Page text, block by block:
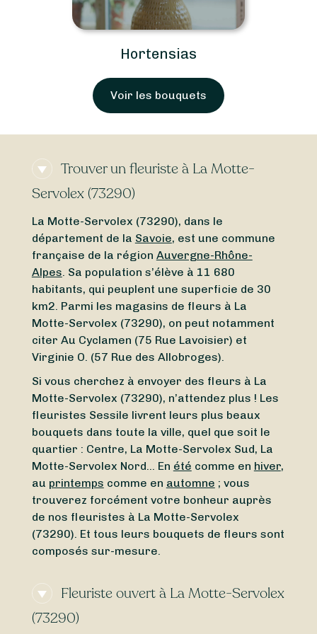
Hortensias
Voir les bouquets
Trouver un fleuriste à La Motte-
Servolex (73290)
La Motte-Servolex (73290), dans le
département de la Savoie, est une commune
française de la région Auvergne-Rhône-
Alpes. Sa population s’élève à 11 680
habitants, qui peuplent une superficie de 30
km2. Parmi les magasins de fleurs à La
Motte-Servolex (73290), on peut notamment
citer Au Cyclamen (75 Rue Lavoisier) et
Virginie O. (57 Rue des Allobroges).
Si vous cherchez à envoyer des fleurs à La
Motte-Servolex (73290), n’attendez plus ! Les
fleuristes Sessile livrent leurs plus beaux
bouquets dans toute la ville, quel que soit le
quartier : Centre, La Motte-Servolex Sud, La
Motte-Servolex Nord… En été comme en hiver,
au printemps comme en automne ; vous
trouverez forcément votre bonheur auprès
de nos fleuristes à La Motte-Servolex
(73290). Et tous leurs bouquets de fleurs sont
composés sur-mesure.
Fleuriste ouvert à La Motte-Servolex
(73290)